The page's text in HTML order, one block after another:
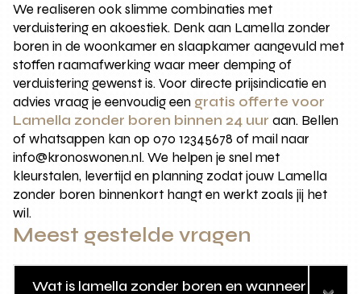
We realiseren ook slimme combinaties met
verduistering en akoestiek. Denk aan Lamella zonder
boren in de woonkamer en slaapkamer aangevuld met
stoffen raamafwerking waar meer demping of
verduistering gewenst is. Voor directe prijsindicatie en
advies vraag je eenvoudig een gratis offerte voor
Lamella zonder boren binnen 24 uur aan. Bellen
of whatsappen kan op 070 12345678 of mail naar
info@kronoswonen.nl. We helpen je snel met
kleurstalen, levertijd en planning zodat jouw Lamella
zonder boren binnenkort hangt en werkt zoals jij het
wil.
Meest gestelde vragen
Wat is lamella zonder boren en wanneer